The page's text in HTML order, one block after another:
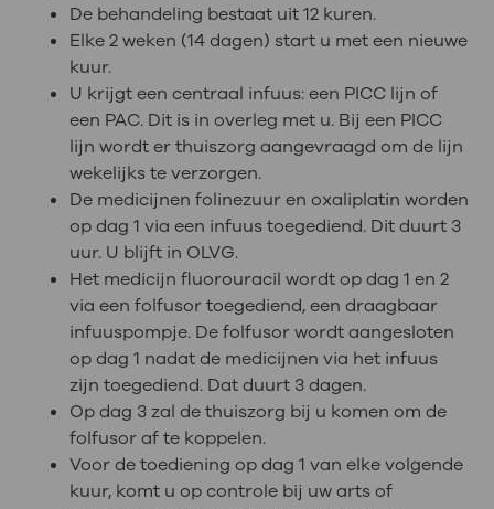
De behandeling bestaat uit 12 kuren.
Elke 2 weken (14 dagen) start u met een nieuwe
kuur.
U krijgt een centraal infuus: een PICC lijn of
een PAC. Dit is in overleg met u. Bij een PICC
lijn wordt er thuiszorg aangevraagd om de lijn
wekelijks te verzorgen.
De medicijnen folinezuur en oxaliplatin worden
op dag 1 via een infuus toegediend. Dit duurt 3
uur. U blijft in OLVG.
Het medicijn fluorouracil wordt op dag 1 en 2
via een folfusor toegediend, een draagbaar
infuuspompje. De folfusor wordt aangesloten
op dag 1 nadat de medicijnen via het infuus
zijn toegediend. Dat duurt 3 dagen.
Op dag 3 zal de thuiszorg bij u komen om de
folfusor af te koppelen.
Voor de toediening op dag 1 van elke volgende
kuur, komt u op controle bij uw arts of